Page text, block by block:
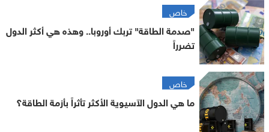
خاص
"صدمة الطاقة" تربك أوروبا.. وهذه هي أكثر الدول
تضرراً
خاص
ما هي الدول الآسيوية الأكثر تأثراً بأزمة الطاقة؟